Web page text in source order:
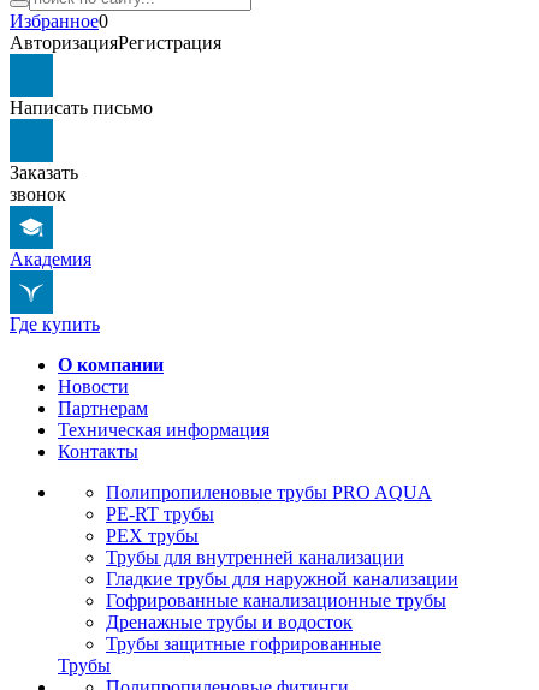
Избранное0
АвторизацияРегистрация
Написать письмо
Заказать
звонок
Академия
Где купить
О компании
Новости
Партнерам
Техническая информация
Контакты
Полипропиленовые трубы PRO AQUA
PE-RT трубы
PEX трубы
Трубы для внутренней канализации
Гладкие трубы для наружной канализации
Гофрированные канализационные трубы
Дренажные трубы и водосток
Трубы защитные гофрированные
Трубы